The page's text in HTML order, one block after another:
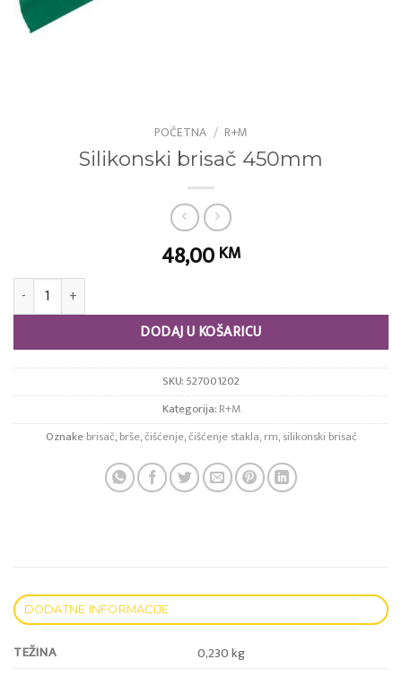
POČETNA / R+M
Silikonski brisač 450mm
48,00 KM
Silikonski brisač 450mm količina
DODAJ U KOŠARICU
SKU:527001202
Kategorija:R+M
Oznakebrisač,brše,čišćenje,čišćenje stakla,rm,silikonski brisač
DODATNE INFORMACIJE
TEŽINA 0,230 kg